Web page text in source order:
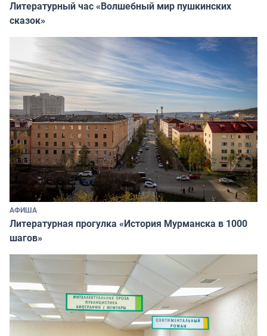
Литературный час «Волшебный мир пушкинских
сказок»
АФИША
Литературная прогулка «История Мурманска в 1000
шагов»